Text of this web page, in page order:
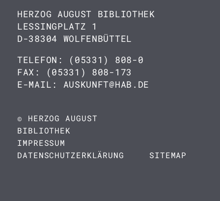
HERZOG AUGUST BIBLIOTHEK
LESSINGPLATZ 1
D-38304 WOLFENBÜTTEL
TELEFON: (05331) 808-0
FAX: (05331) 808-173
E-MAIL: AUSKUNFT@HAB.DE
© HERZOG AUGUST
BIBLIOTHEK
IMPRESSUM
DATENSCHUTZERKLÄRUNG
SITEMAP